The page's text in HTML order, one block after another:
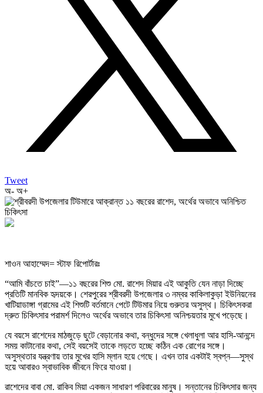
Tweet
অ- অ+
শাওন আহাম্মেদ= স্টাফ রিপোর্টারঃ
“আমি বাঁচতে চাই”—১১ বছরের শিশু মো. রাশেদ মিয়ার এই আকুতি যেন নাড়া দিচ্ছে
প্রতিটি মানবিক হৃদয়কে। শেরপুরের শ্রীবরদী উপজেলার ৩ নম্বর কাকিলাকুড়া ইউনিয়নের
খাটিয়াডাঙ্গা গ্রামের এই শিশুটি বর্তমানে পেটে টিউমার নিয়ে গুরুতর অসুস্থ। চিকিৎসকরা
দ্রুত চিকিৎসার পরামর্শ দিলেও অর্থের অভাবে তার চিকিৎসা অনিশ্চয়তার মুখে পড়েছে।
যে বয়সে রাশেদের মাঠজুড়ে ছুটে বেড়ানোর কথা, বন্ধুদের সঙ্গে খেলাধুলা আর হাসি-আনন্দে
সময় কাটানোর কথা, সেই বয়সেই তাকে লড়তে হচ্ছে কঠিন এক রোগের সঙ্গে।
অসুস্থতার যন্ত্রণায় তার মুখের হাসি ম্লান হয়ে গেছে। এখন তার একটাই স্বপ্ন—সুস্থ
হয়ে আবারও স্বাভাবিক জীবনে ফিরে যাওয়া।
রাশেদের বাবা মো. রাকিব মিয়া একজন সাধারণ পরিবারের মানুষ। সন্তানের চিকিৎসার জন্য